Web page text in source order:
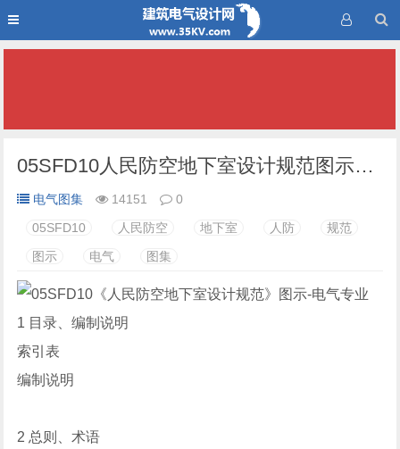
05SFD10人民防空地下室设计规范图示电气专业图集 PDF 下载
电气图集 14151
0
05SFD10
人民防空 地下室 人防
规范
图示
电气 图集
1 目录、编制说明
索引表
编制说明
2 总则、术语